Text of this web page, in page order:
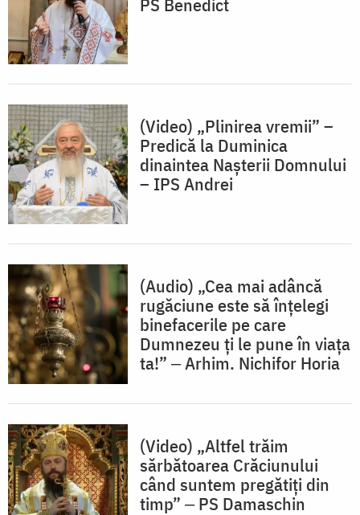
PS Benedict
(Video) „Plinirea vremii” –
Predică la Duminica
dinaintea Nașterii Domnului
– IPS Andrei
(Audio) „Cea mai adâncă
rugăciune este să înțelegi
binefacerile pe care
Dumnezeu ți le pune în viața
ta!” ‒ Arhim. Nichifor Horia
(Video) „Altfel trăim
sărbătoarea Crăciunului
când suntem pregătiți din
timp” ‒ PS Damaschin